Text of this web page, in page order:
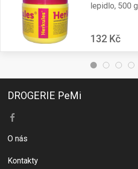
lepidlo, 500 g
132 Kč
DROGERIE PeMi
O nás
Kontakty